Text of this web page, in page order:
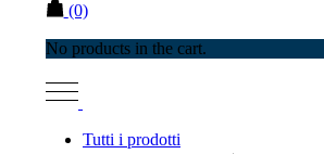
(0)
No products in the cart.
Tutti i prodotti